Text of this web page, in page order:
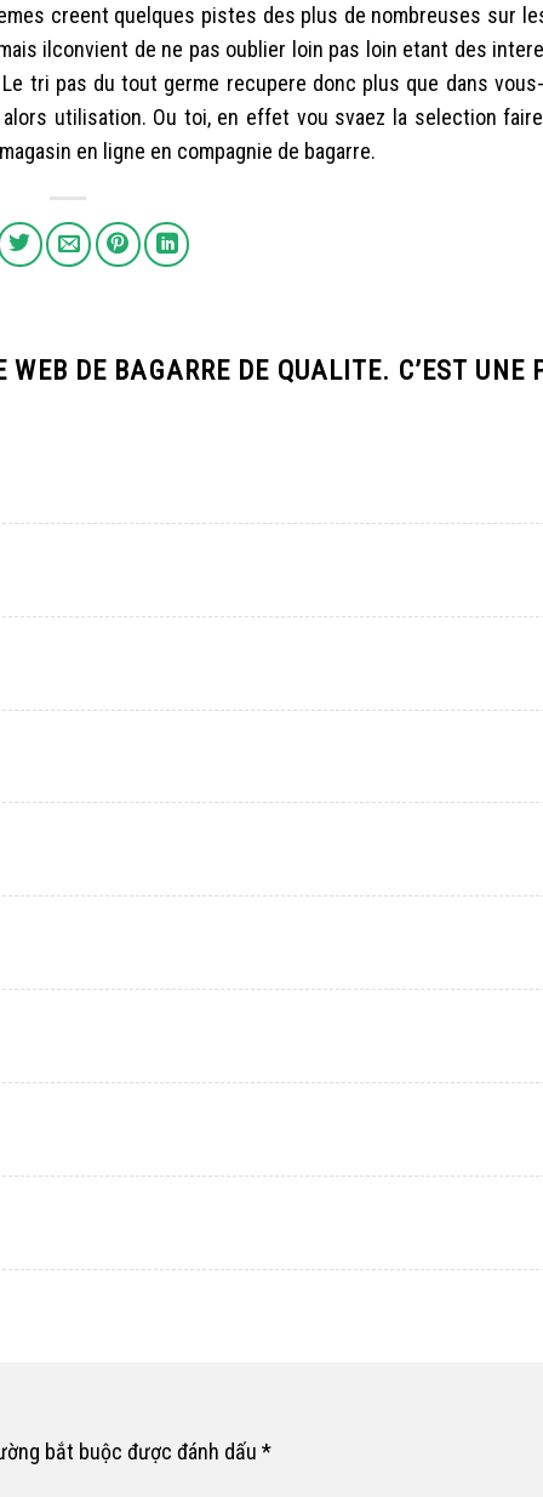
creent quelques pistes des plus de nombreuses sur
ilconvient de ne pas oublier loin pas loin etant des
tri pas du tout germe recupere donc plus que dans
utilisation. Ou toi, en effet vou svaez la selection
en ligne en compagnie de bagarre.
DE BAGARRE DE QUALITE. C’EST UNE
bắt buộc được đánh dấu *